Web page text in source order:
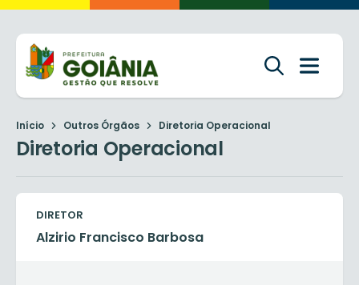
Início Outros Órgãos Diretoria Operacional
Diretoria Operacional
DIRETOR
Alzirio Francisco Barbosa